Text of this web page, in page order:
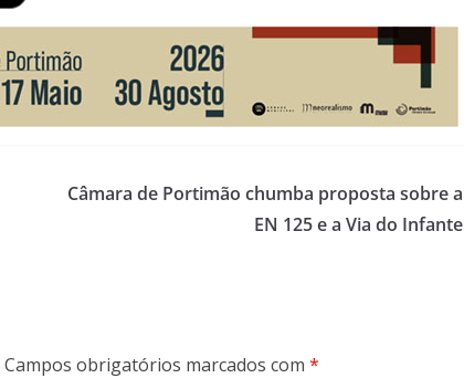
Câmara de Portimão chumba proposta sobre a
EN 125 e a Via do Infante
Campos obrigatórios marcados com *